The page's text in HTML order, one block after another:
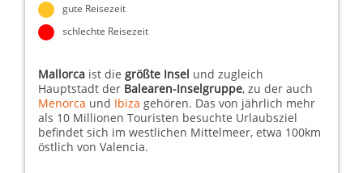
gute Reisezeit
schlechte Reisezeit
Mallorca ist die größte Insel und zugleich
Hauptstadt der Balearen-Inselgruppe, zu der auch
Menorca und Ibiza gehören. Das von jährlich mehr
als 10 Millionen Touristen besuchte Urlaubsziel
befindet sich im westlichen Mittelmeer, etwa 100km
östlich von Valencia.